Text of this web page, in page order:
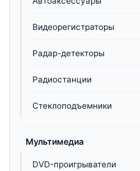
Видеорегистраторы
Радар-детекторы
Радиостанции
Стеклоподъемники
Мультимедиа
DVD-проигрыватели